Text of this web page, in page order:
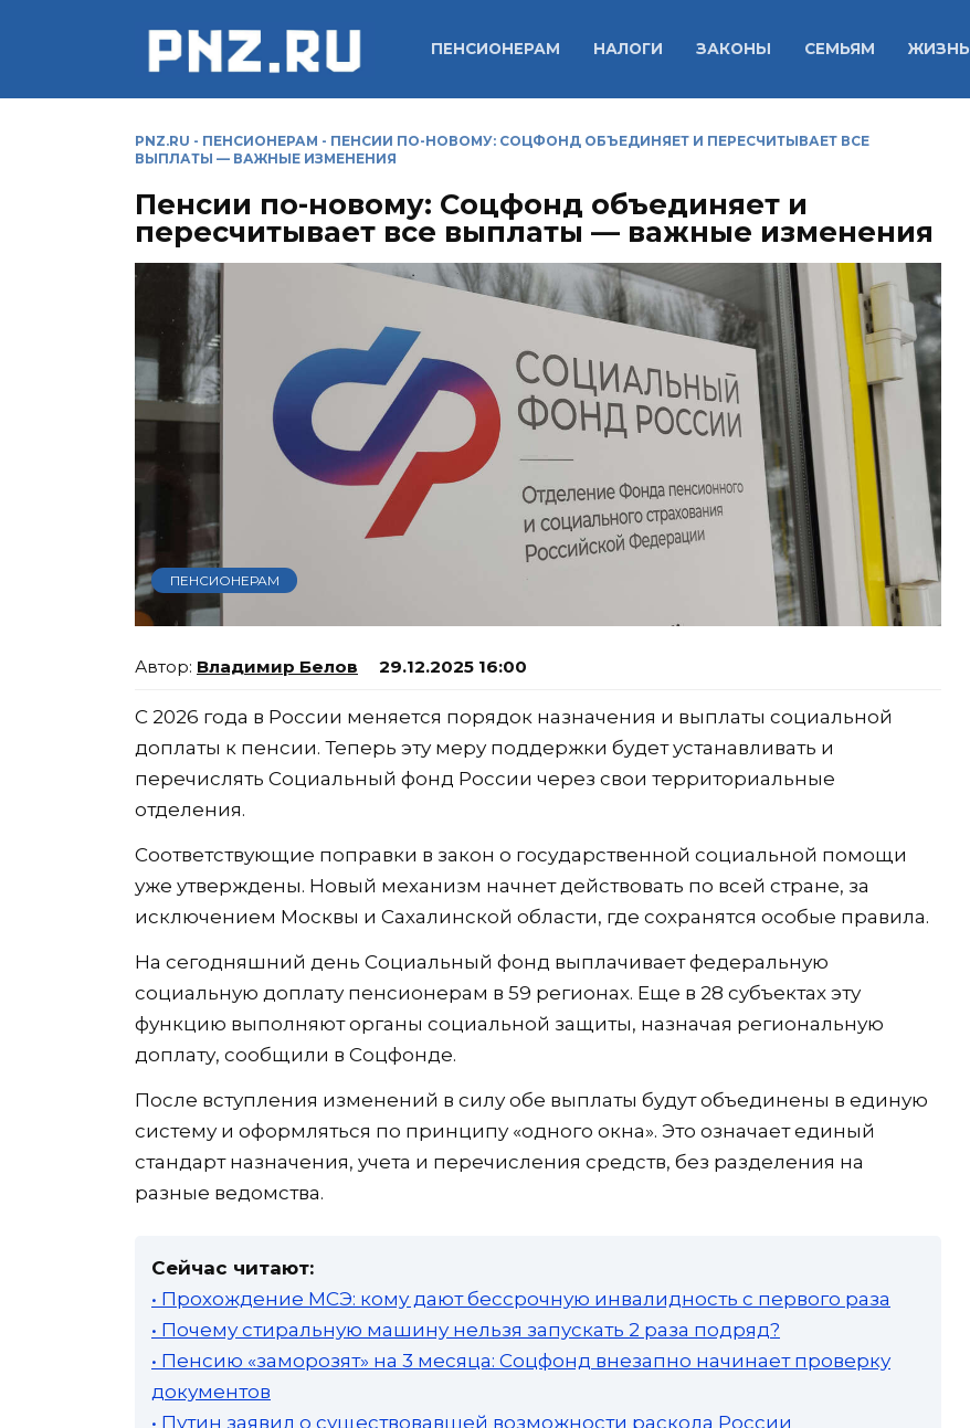
ПЕНСИОНЕРАМ НАЛОГИ ЗАКОНЫ СЕМЬЯМ ЖИЗНЬ
PNZ.RU - ПЕНСИОНЕРАМ - ПЕНСИИ ПО-НОВОМУ: СОЦФОНД ОБЪЕДИНЯЕТ И ПЕРЕСЧИТЫВАЕТ ВСЕ
ВЫПЛАТЫ — ВАЖНЫЕ ИЗМЕНЕНИЯ
Пенсии по-новому: Соцфонд объединяет и
пересчитывает все выплаты — важные изменения
ПЕНСИОНЕРАМ
Владимир Белов 29.12.2025 16:00
С 2026 года в России меняется порядок назначения и выплаты социальной
доплаты к пенсии. Теперь эту меру поддержки будет устанавливать и
перечислять Социальный фонд России через свои территориальные
отделения.
Соответствующие поправки в закон о государственной социальной помощи
уже утверждены. Новый механизм начнет действовать по всей стране, за
исключением Москвы и Сахалинской области, где сохранятся особые правила.
На сегодняшний день Социальный фонд выплачивает федеральную
социальную доплату пенсионерам в 59 регионах. Еще в 28 субъектах эту
функцию выполняют органы социальной защиты, назначая региональную
доплату, сообщили в Соцфонде.
После вступления изменений в силу обе выплаты будут объединены в единую
систему и оформляться по принципу «одного окна». Это означает единый
стандарт назначения, учета и перечисления средств, без разделения на
разные ведомства.
Сейчас читают:
• Прохождение МСЭ: кому дают бессрочную инвалидность с первого раза
• Почему стиральную машину нельзя запускать 2 раза подряд?
• Пенсию «заморозят» на 3 месяца: Соцфонд внезапно начинает проверку
документов
• Путин заявил о существовавшей возможности раскола России